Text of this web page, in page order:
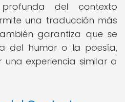
del contexto
una traducción más
garantiza que se
del humor o la poesía,
experiencia similar a